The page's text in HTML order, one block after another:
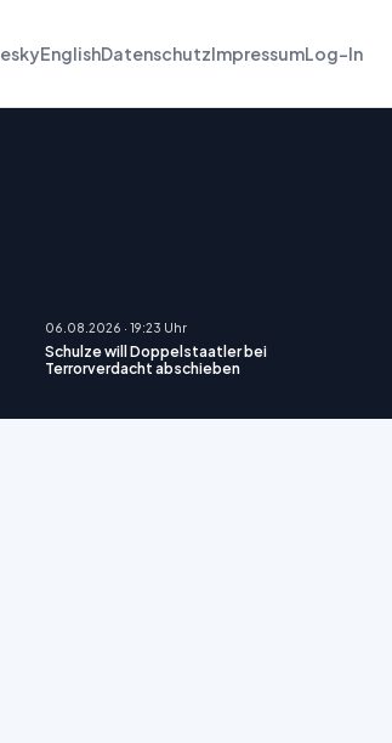
EnglishDatenschutzImpressumLog-In
06.08.2026 · 19:23 Uhr
Schulze will Doppelstaatler bei
Terrorverdacht abschieben